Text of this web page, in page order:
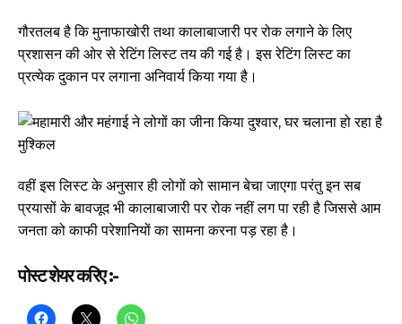
गौरतलब है कि मुनाफाखोरी तथा कालाबाजारी पर रोक लगाने के लिए
प्रशासन की ओर से रेटिंग लिस्ट तय की गई है। इस रेटिंग लिस्ट का
प्रत्येक दुकान पर लगाना अनिवार्य किया गया है।
वहीं इस लिस्ट के अनुसार ही लोगों को सामान बेचा जाएगा परंतु इन सब
प्रयासों के बावजूद भी कालाबाजारी पर रोक नहीं लग पा रही है जिससे आम
जनता को काफी परेशानियों का सामना करना पड़ रहा है।
पोस्ट शेयर करिए :-